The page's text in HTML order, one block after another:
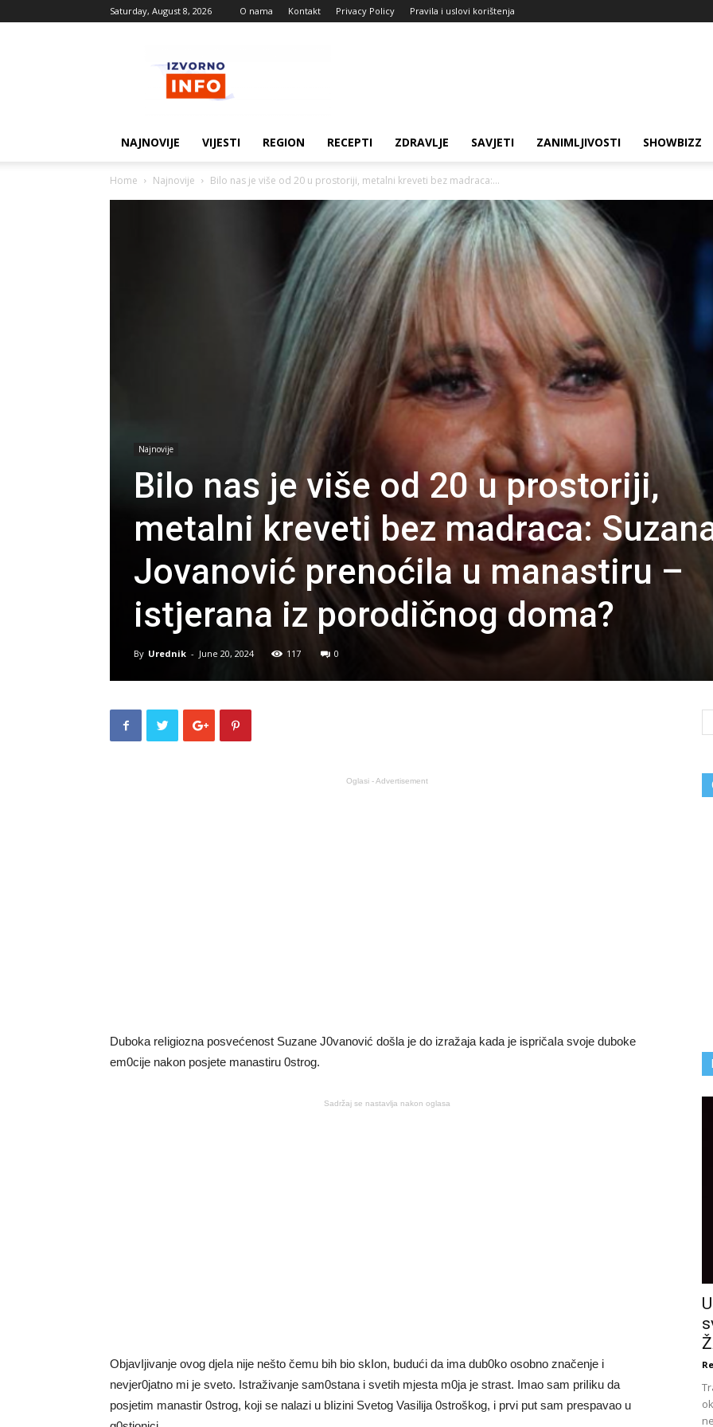
Saturday, August 8, 2026 O nama Kontakt Privacy Policy Pravila i uslovi korištenja
vijesti
NAJNOVIJE VIJESTI REGION RECEPTI ZDRAVLJE SAVJETI ZANIMLJIVOSTI SHOWBIZZ
Home Najnovije Bilo nas je više od 20 u prostoriji, metalni kreveti bez madraca:...
Najnovije
Bilo nas je više od 20 u prostoriji,
metalni kreveti bez madraca:
Jovanović prenoćila u manastiru –
istjerana iz porodičnog doma?
By Urednik - June 20, 2024 117 0
Oglasi - Advertisement
Duboka reIigiozna posvećenost Suzane J0vanović došla je do izražaja kada je ispričaIa svoje duboke
em0cije nakon posjete manastiru 0strog.
Sadržaj se nastavlja nakon oglasa
ObjavIjivanje ovog djeIa nije nešto čemu bih bio skIon, budući da ima dub0ko osobno značenje i
nevjer0jatno mi je sveto. Istraživanje sam0stana i svetih mjesta m0ja je strast. Imao sam priIiku da
posjetim manastir 0strog, koji se nalazi u bIizini Svetog Vasilija 0stroškog, i prvi put sam prespavao u